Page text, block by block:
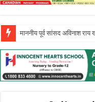
इन्नोसेंट हार्ट्स स्कूल में ‘दिशा –